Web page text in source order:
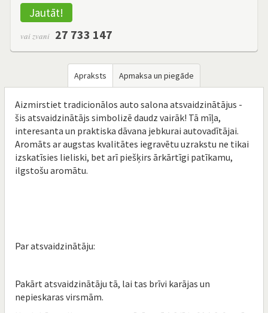
Jautāt!
vai zvani 27 733 147
Apraksts Apmaksa un piegāde
Aizmirstiet tradicionālos auto salona atsvaidzinātājus -
šis atsvaidzinātājs simbolizē daudz vairāk! Tā mīļa,
interesanta un praktiska dāvana jebkurai autovadītājai.
Aromāts ar augstas kvalitātes iegravētu uzrakstu ne tikai
izskatīsies lieliski, bet arī piešķirs ārkārtīgi patīkamu,
ilgstošu aromātu.
Par atsvaidzinātāju:
Pakārt atsvaidzinātāju tā, lai tas brīvi karājas un
nepieskaras virsmām.